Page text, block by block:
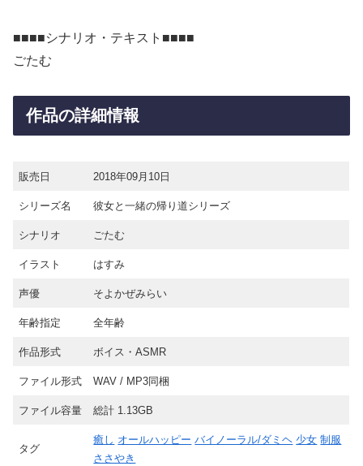
■■■■シナリオ・テキスト■■■■
ごたむ
作品の詳細情報
販売日 2018年09月10日
シリーズ名 彼女と一緒の帰り道シリーズ
シナリオ ごたむ
イラスト はすみ
声優 そよかぜみらい
年齢指定 全年齢
作品形式 ボイス・ASMR
ファイル形式 WAV / MP3同梱
ファイル容量 総計 1.13GB
タグ
癒し オールハッピー バイノーラル/ダミヘ 少女 制服
ささやき